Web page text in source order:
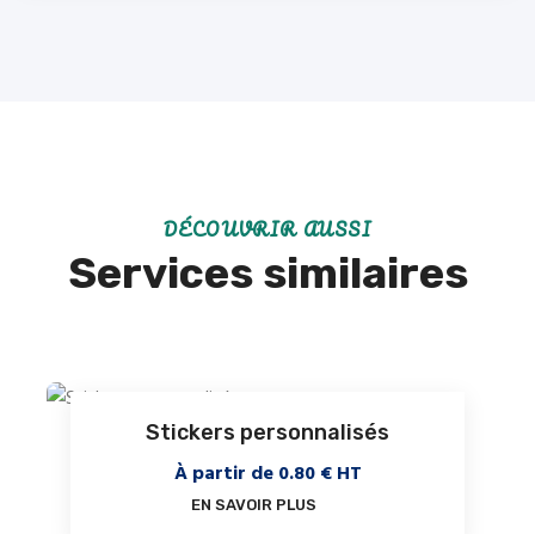
DÉCOUVRIR AUSSI
Services similaires
Stickers personnalisés
À partir de0.80€ HT
EN SAVOIR PLUS